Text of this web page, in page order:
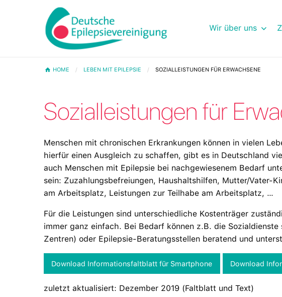
Wir über uns
HOME LEBEN MIT EPILEPSIE SOZIALLEISTUNGEN FÜR ERWACHSENE
Sozialleistungen für
Menschen mit chronischen Erkrankungen können in vielen
hierfür einen Ausgleich zu schaffen, gibt es in Deutschland
auch Menschen mit Epilepsie bei nachgewiesenem Bedarf
sein: Zuzahlungsbefreiungen, Haushaltshilfen, Mutter/Vater-
am Arbeitsplatz, Leistungen zur Teilhabe am Arbeitsplatz, …
Für die Leistungen sind unterschiedliche Kostenträger
immer ganz einfach. Bei Bedarf können z.B. die
Zentren) oder Epilepsie-Beratungsstellen beratend und
Download Informationsfaltblatt für Smartphone Download
zuletzt aktualisiert: Dezember 2019 (Faltblatt und Text)